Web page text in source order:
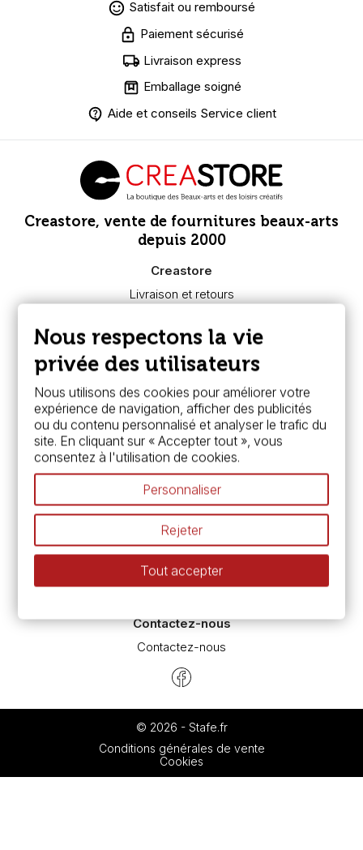
Satisfait ou remboursé
Paiement sécurisé
Livraison express
Emballage soigné
Aide et conseils Service client
Creastore, vente de fournitures beaux-arts
depuis 2000
Creastore
Livraison et retours
Paiement sécurisé
FAQ
Boutique à Angers
Services
Carte fidélité & avantages
Chèque cadeau, bon cadeaux
Devis & bon de commande
Pass culture - mode d'emploi
Nos promotions en cours
Espace conseils
L’aquarelle en tubes ou en godets ?
Le vocabulaire technique de l’aquarelle
Différence entre peinture Fine et Extra-fine
Préparer une toile pour peinture à l'huile et acrylique
Contactez-nous
Contactez-nous
© 2026 - Stafe.fr
Conditions générales de vente
Cookies
Nous respectons la vie
privée des utilisateurs
Nous utilisons des cookies pour améliorer votre
expérience de navigation, afficher des publicités
ou du contenu personnalisé et analyser le trafic du
site. En cliquant sur « Accepter tout », vous
consentez à l'utilisation de cookies.
Personnaliser
Rejeter
Tout accepter